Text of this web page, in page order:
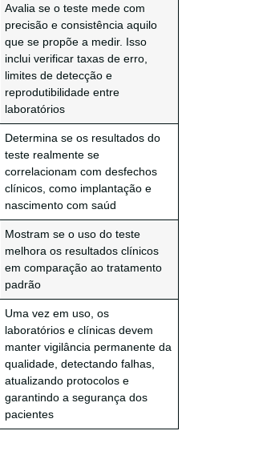
Avalia se o teste mede com
precisão e consistência aquilo
que se propõe a medir. Isso
inclui verificar taxas de erro,
limites de detecção e
reprodutibilidade entre
laboratórios
Determina se os resultados do
teste realmente se
correlacionam com desfechos
clínicos, como implantação e
nascimento com saúd
Mostram se o uso do teste
melhora os resultados clínicos
em comparação ao tratamento
padrão
Uma vez em uso, os
laboratórios e clínicas devem
manter vigilância permanente da
qualidade, detectando falhas,
atualizando protocolos e
garantindo a segurança dos
pacientes